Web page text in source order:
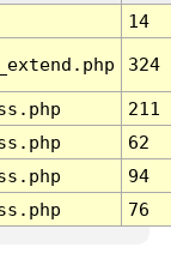
14
324
211
62
94
76